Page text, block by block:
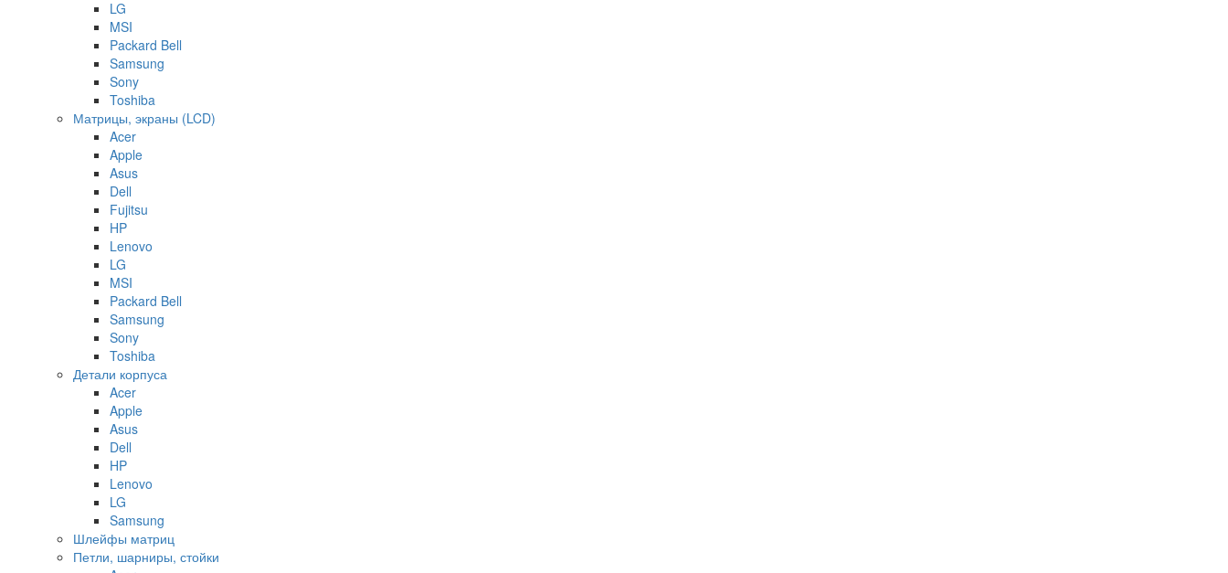
LG
MSI
Packard Bell
Samsung
Sony
Toshiba
Матрицы, экраны (LCD)
Acer
Apple
Asus
Dell
Fujitsu
HP
Lenovo
LG
MSI
Packard Bell
Samsung
Sony
Toshiba
Детали корпуса
Acer
Apple
Asus
Dell
HP
Lenovo
LG
Samsung
Шлейфы матриц
Петли, шарниры, стойки